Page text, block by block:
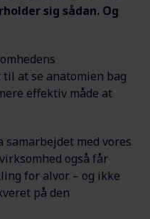
sig sådan. Og
at se anatomien bag
effektiv måde at
med vores
også får
for alvor – og ikke
på den